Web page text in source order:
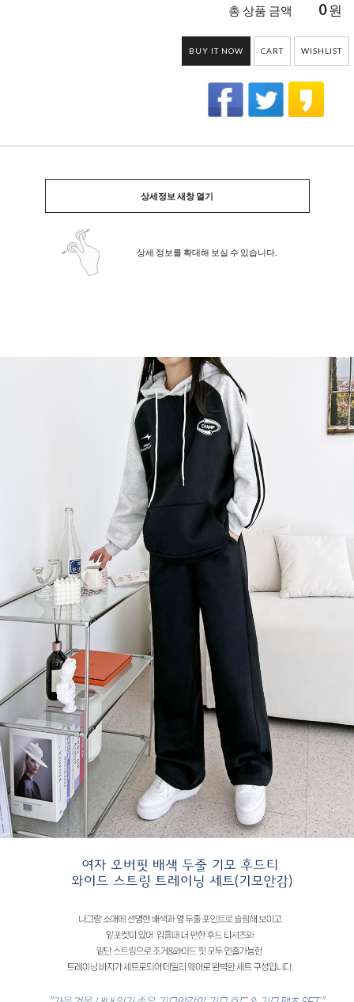
총 상품 금액 0원
BUY IT NOW CART WISHLIST
상세정보 새창 열기
상세 정보를 확대해 보실 수 있습니다.